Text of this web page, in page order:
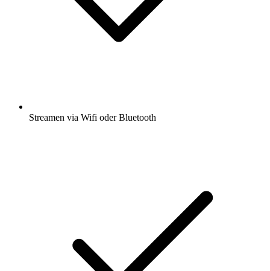
Streamen via Wifi oder Bluetooth